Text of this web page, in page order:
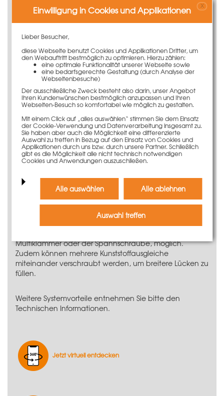
Der LOGO.3-Kunststoffausgleich ist in allen
Schalungshöhen verfügbar und mit allen gängigen
Schalsystemen kompatibel.
Langlebige und einfache
Nutzung
Der Kunststoffausgleich ist sehr langlebig und formstabil,
sodass sehr hohe Einsatzzahlen erreicht werden können.
Dank der glatten Oberfläche lässt er sich sehr einfach
reinigen. Die Oberflächenbeschaffenheit des
Kunststoffausgleiches ist ähnlich der filmbeschichteten
Schalungsplatte, wodurch unterschiedliche Abdrücke
im Beton vermieden werden.
Bei der Verwendung des Ausgleichs werden keine
Schienen oder andere bauseitige Ergänzungen zur
Simple Befestigung mit
Standardverbindungsmitteln
Multiklammeroder derSpannschraube, möglich.
Zudem können mehrere Kunststoffausgleiche
miteinander verschraubt werden, um breitere Lücken zu
füllen.
Weitere Systemvorteile entnehmen Sie bitte den
Technischen Informationen.
Jetzt virtuell entdecken
Einwilligung in Cookies und Applikationen X
Lieber Besucher,
diese Webseite benutzt Cookies und Applikationen Dritter, um
den Webauftritt bestmöglich zu optimieren. Hierzu zählen:
eine optimale Funktionalität unserer Webseite sowie
eine bedarfsgerechte Gestaltung (durch Analyse der
Webseitenbesuche)
Der ausschließliche Zweck besteht also darin, unser Angebot
Ihren Kundenwünschen bestmöglich anzupassen und Ihren
Webseiten-Besuch so komfortabel wie möglich zu gestalten.
Mit einem Click auf „alles auswählen“ stimmen Sie dem Einsatz
der Cookie-Verwendung und Datenverarbeitung insgesamt zu.
Sie haben aber auch die Möglichkeit eine differenzierte
Auswahl zu treffen in Bezug auf den Einsatz von Cookies und
Applikationen durch uns bzw. durch unsere Partner. Schließlich
gibt es die Möglichkeit alle nicht technisch notwendigen
Cookies und Anwendungen auszuschließen.
Alle auswählen Alle ablehnen
Auswahl treffen